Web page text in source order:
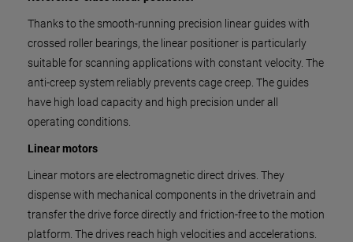
Thanks to the smooth-running precision linear guides with
crossed roller bearings, the linear positioner is particularly
suitable for scanning applications with constant velocity. The
anti-creep system reliably prevents cage creep. The guides
have high load capacity and high precision under all
operating conditions.
Linear motors
Linear motors are electromagnetic direct drives. They
dispense with mechanical components in the drivetrain and
transfer the drive force directly and friction-free to the motion
platform. The drives reach high velocities and accelerations.